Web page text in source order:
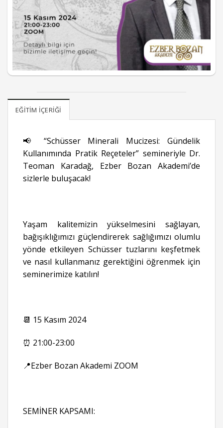
EĞITIM İÇERIĞI
📢 “Schüsser Minerali Mucizesi: Gündelik
Kullanımında Pratik Reçeteler” semineriyle Dr.
Teoman Karadağ, Ezber Bozan Akademi’de
sizlerle buluşacak!
Yaşam kalitemizin yükselmesini sağlayan,
bağışıklığımızı güçlendirerek sağlığımızı olumlu
yönde etkileyen Schüsser tuzlarını keşfetmek
ve nasıl kullanmanız gerektiğini öğrenmek için
seminerimize katılın!
📆 15 Kasım 2024
⏰ 21:00-23:00
📍Ezber Bozan Akademi ZOOM
SEMİNER KAPSAMI: